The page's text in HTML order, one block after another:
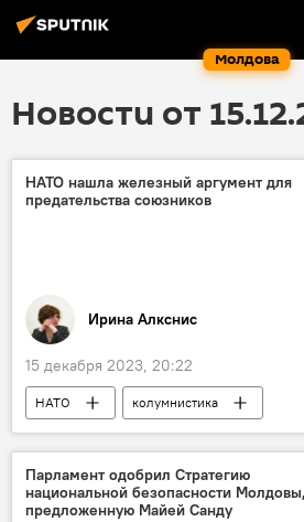
Молдова
Новости от
НАТО нашла железный аргумент для
предательства союзников
Ирина Алкснис
15 декабря 2023, 20:22
НАТО колумнистика
Парламент одобрил Стратегию
национальной безопасности Молдовы,
предложенную Майей Санду